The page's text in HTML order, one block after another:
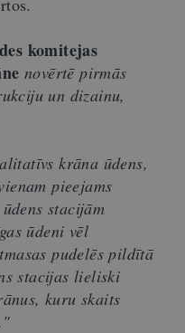
komitejas
novērtē pirmās
un dizainu,
krāna ūdens,
pieejams
stacijām
ūdeni vēl
pudelēs pildītā
stacijas lieliski
kuru skaits